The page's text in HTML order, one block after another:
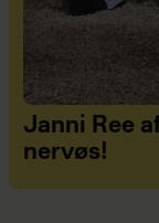
Janni Ree
nervøs!